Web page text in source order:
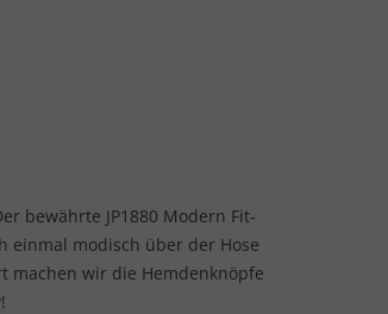
bewährte JP1880 Modern Fit-
einmal modisch über der Hose
machen wir die Hemdenknöpfe